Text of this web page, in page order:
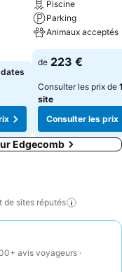
Piscine
Parking
Animaux acceptés
de 223 €
Consulter les prix de
site
Consulter les prix
Edgecomb
de sites réputés
avis voyageurs ·